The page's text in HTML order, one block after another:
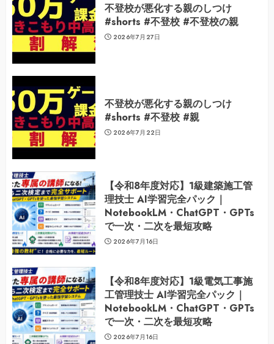
不登校が悪化する親のしつけ
#shorts #不登校 #不登校の親
2026年7月27日
不登校が悪化する親のしつけ
#shorts #不登校 #親
2026年7月22日
【令和8年度対応】1級建築施工管
理技士 AI学習完全パック｜
NotebookLM・ChatGPT・GPTs
で一次・二次を最短攻略
2026年7月16日
【令和8年度対応】1級電気工事施
工管理技士 AI学習完全パック｜
NotebookLM・ChatGPT・GPTs
で一次・二次を最短攻略
2026年7月16日